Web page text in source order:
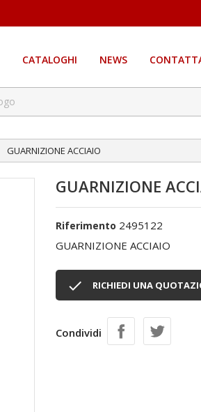
CATALOGHI NEWS
GUARNIZIONE ACCIAIO
GUARNIZIONE
Riferimento 2495122
GUARNIZIONE ACCIAIO
 RICHIEDI UNA
Condividi